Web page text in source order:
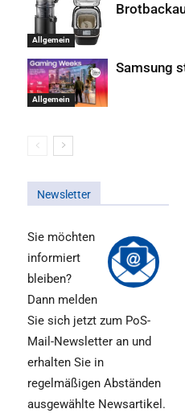
Allgemein
Allgemein
Samsung
Newsletter
Sie möchten
informiert
bleiben?
Dann melden
Sie sich jetzt zum PoS-
Mail-Newsletter an und
erhalten Sie in
regelmäßigen Abständen
ausgewählte Newsartikel.